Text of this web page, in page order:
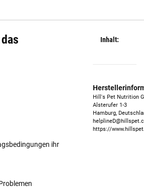
ihr
Inhalt:
Hill's Pet Nutrition
Alsterufer 1-3
Hamburg,
https://